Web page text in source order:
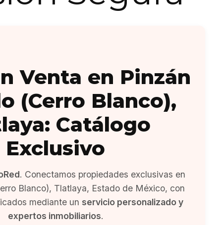
Venta en Pinzán
(Cerro Blanco),
Catálogo
Exclusivo
. Conectamos propiedades exclusivas en
Blanco), Tlatlaya, Estado de México, con
mediante un servicio personalizado y
expertos inmobiliarios.